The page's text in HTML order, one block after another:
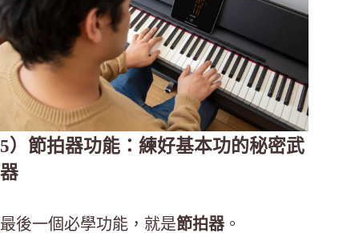
5）節拍器功能：練好基本功的秘密武
器
最後一個必學功能，就是節拍器 。